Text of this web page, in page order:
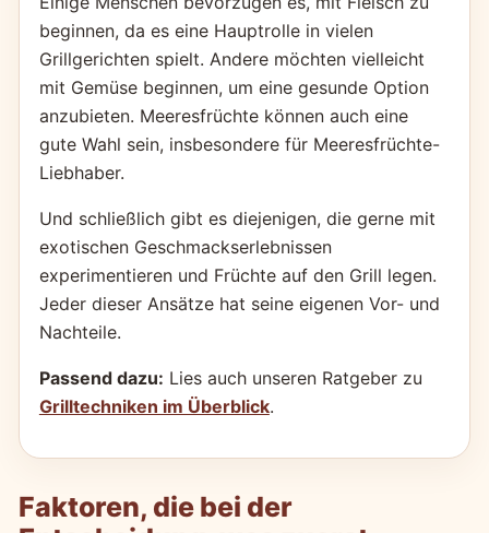
beginnen, da es eine Hauptrolle in vielen
Grillgerichten spielt. Andere möchten vielleicht
mit Gemüse beginnen, um eine gesunde Option
anzubieten. Meeresfrüchte können auch eine
gute Wahl sein, insbesondere für Meeresfrüchte-
Liebhaber.
Und schließlich gibt es diejenigen, die gerne mit
exotischen Geschmackserlebnissen
experimentieren und Früchte auf den Grill legen.
Jeder dieser Ansätze hat seine eigenen Vor- und
Nachteile.
Passend dazu: Lies auch unseren Ratgeber zu
Grilltechniken im Überblick.
Faktoren, die bei der